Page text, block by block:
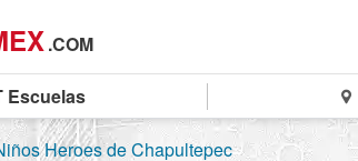
.COM
Escuelas
Heroes de Chapultepec